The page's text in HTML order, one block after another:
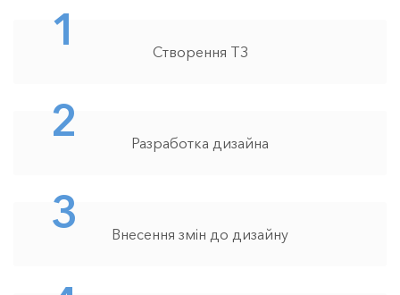
1 Створення ТЗ
2 Разработка дизайна
3 Внесення змін до дизайну